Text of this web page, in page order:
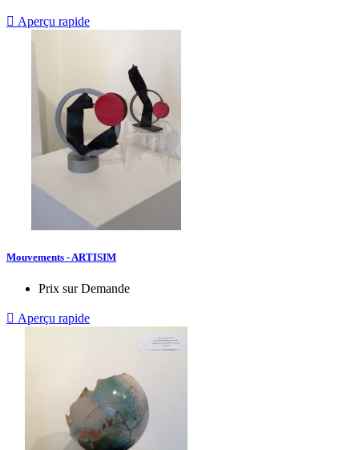
 Aperçu rapide
Mouvements - ARTISIM
Prix sur Demande
 Aperçu rapide